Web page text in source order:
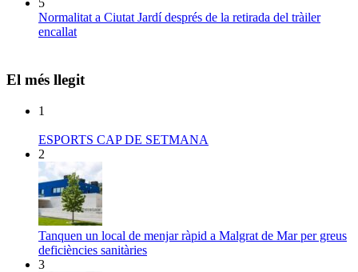
5
Normalitat a Ciutat Jardí després de la retirada del tràiler
encallat
El més llegit
1
ESPORTS CAP DE SETMANA
2
Tanquen un local de menjar ràpid a Malgrat de Mar per greus
deficiències sanitàries
3